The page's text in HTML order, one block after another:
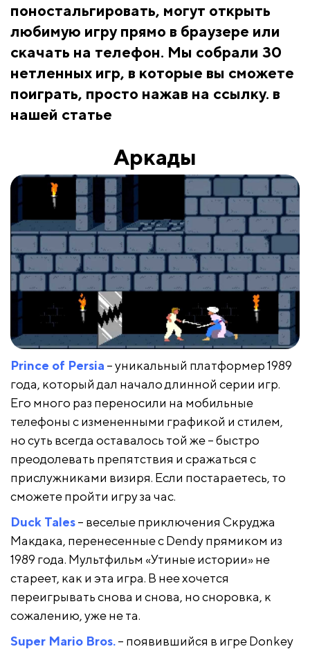
поностальгировать, могут открыть
любимую игру прямо в браузере или
скачать на телефон. Мы собрали 30
нетленных игр, в которые вы сможете
поиграть, просто нажав на ссылку. в
нашей статье
Аркады
Prince of Persia – уникальный платформер 1989
года, который дал начало длинной серии игр.
Его много раз переносили на мобильные
телефоны с измененными графикой и стилем,
но суть всегда оставалось той же – быстро
преодолевать препятствия и сражаться с
прислужниками визиря. Если постараетесь, то
сможете пройти игру за час.
Duck Tales– веселые приключения Скруджа
Макдака, перенесенные с Dendy прямиком из
1989 года. Мультфильм «Утиные истории» не
стареет, как и эта игра. В нее хочется
переигрывать снова и снова, но сноровка, к
сожалению, уже не та.
Super Mario Bros.– появившийся в игре Donkey